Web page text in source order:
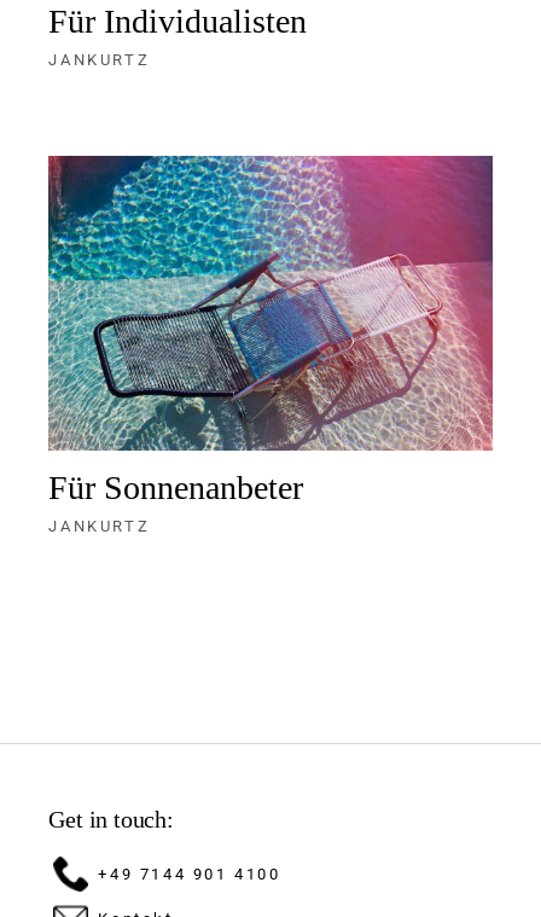
Für Individualisten
JANKURTZ
Für Sonnenanbeter
JANKURTZ
Get in touch:
+49 7144 901 4100